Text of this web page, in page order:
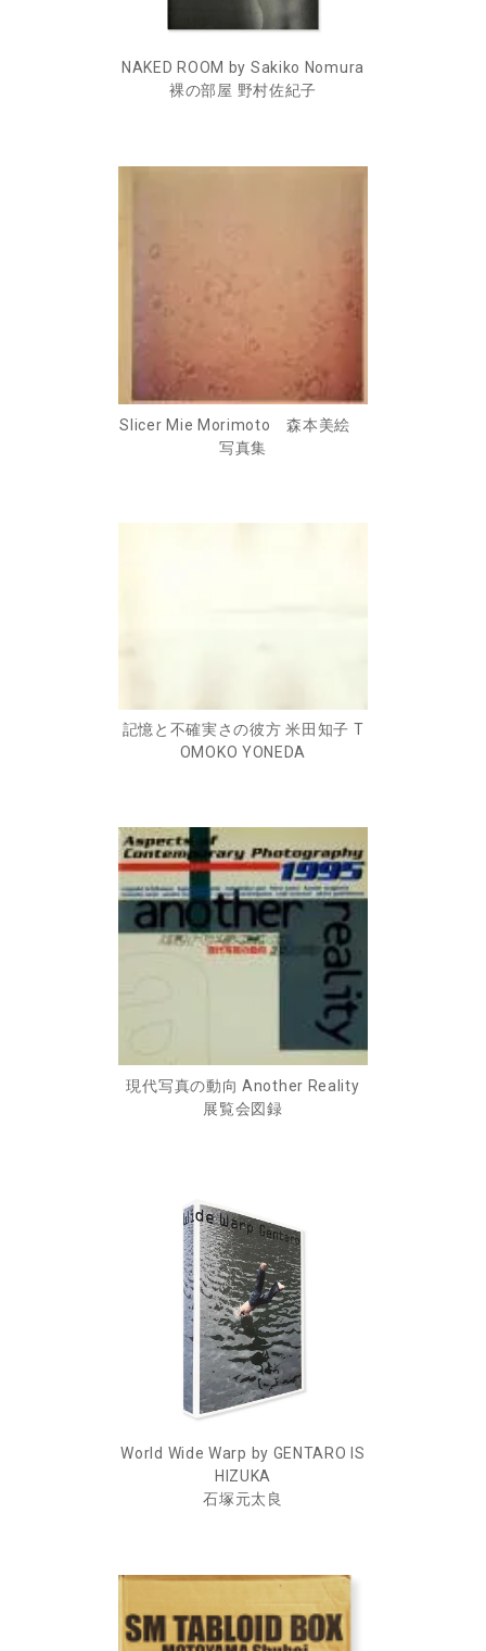
NAKED ROOM by Sakiko Nomura
裸の部屋 野村佐紀子
Slicer Mie Morimoto 森本美絵
写真集
記憶と不確実さの彼方 米田知子 T
OMOKO YONEDA
現代写真の動向 Another Reality
展覧会図録
World Wide Warp by GENTARO IS
HIZUKA
石塚元太良